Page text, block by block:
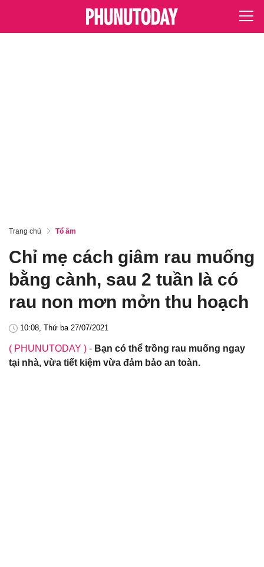
Trang chủ Tổ ấm
Chỉ mẹ cách giâm rau muống
bằng cành, sau 2 tuần là có
rau non mơn mởn thu hoạch
10:08, Thứ ba 27/07/2021
( PHUNUTODAY ) - Bạn có thể trồng rau muống ngay
tại nhà, vừa tiết kiệm vừa đảm bảo an toàn.